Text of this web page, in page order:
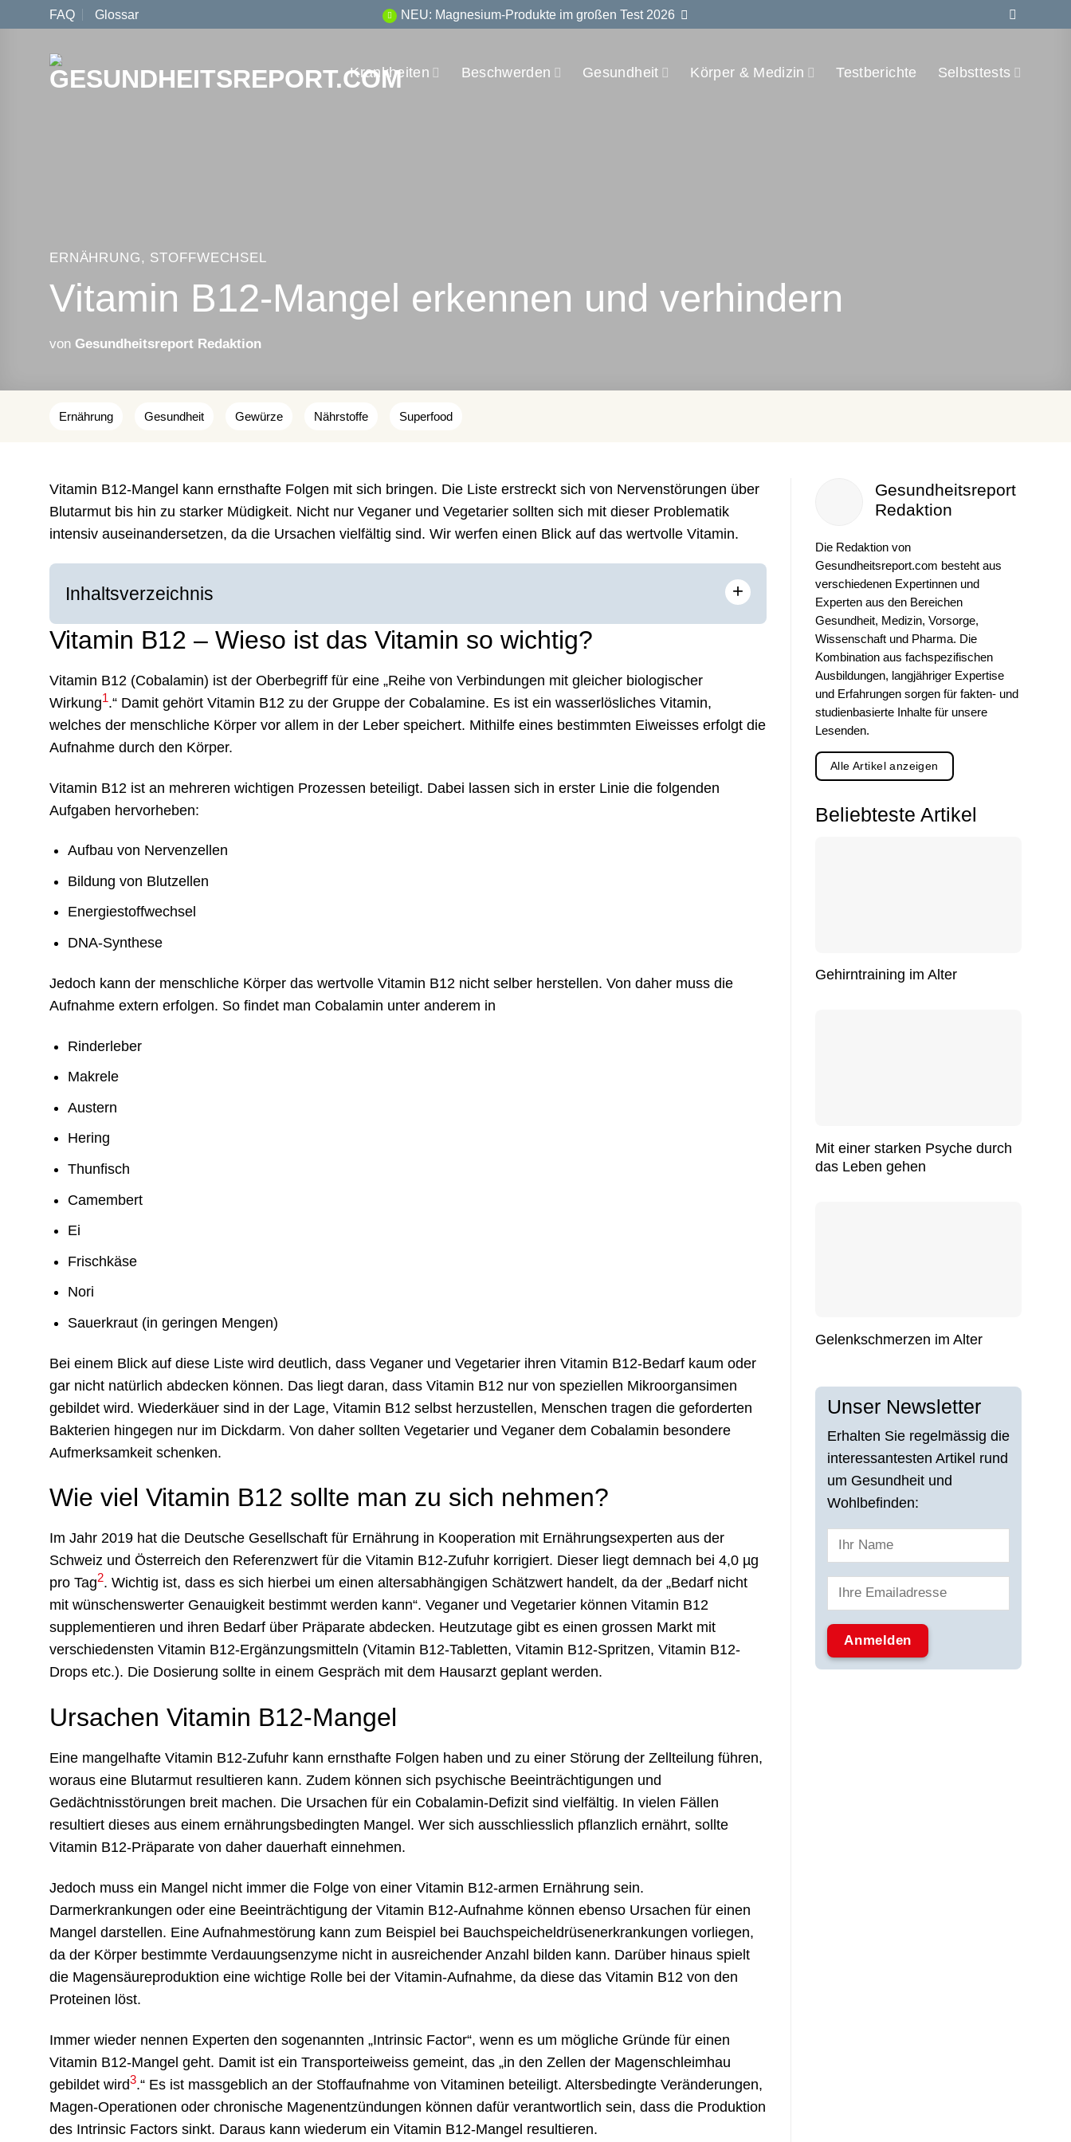
Inhalt
springen
FAQ Glossar NEU: Magnesium-Produkte im großen Test 2026
Krankheiten Beschwerden Gesundheit Körper & Medizin Testberichte Selbsttests
ERNÄHRUNG, STOFFWECHSEL
Vitamin B12-Mangel erkennen und verhindern
von Gesundheitsreport Redaktion
Ernährung Gesundheit Gewürze Nährstoffe Superfood
Vitamin B12-Mangel kann ernsthafte Folgen mit sich bringen. Die Liste erstreckt sich von Nervenstörungen über
Blutarmut bis hin zu starker Müdigkeit. Nicht nur Veganer und Vegetarier sollten sich mit dieser Problematik
intensiv auseinandersetzen, da die Ursachen vielfältig sind. Wir werfen einen Blick auf das wertvolle Vitamin.
Inhaltsverzeichnis +
Vitamin B12 – Wieso ist das Vitamin so wichtig?
Vitamin B12 (Cobalamin) ist der Oberbegriff für eine „Reihe von Verbindungen mit gleicher biologischer
Wirkung1.“ Damit gehört Vitamin B12 zu der Gruppe der Cobalamine. Es ist ein wasserlösliches Vitamin,
welches der menschliche Körper vor allem in der Leber speichert. Mithilfe eines bestimmten Eiweisses erfolgt die
Aufnahme durch den Körper.
Vitamin B12 ist an mehreren wichtigen Prozessen beteiligt. Dabei lassen sich in erster Linie die folgenden
Aufgaben hervorheben:
Aufbau von Nervenzellen
Bildung von Blutzellen
Energiestoffwechsel
DNA-Synthese
Jedoch kann der menschliche Körper das wertvolle Vitamin B12 nicht selber herstellen. Von daher muss die
Aufnahme extern erfolgen. So findet man Cobalamin unter anderem in
Rinderleber
Makrele
Austern
Hering
Thunfisch
Camembert
Ei
Frischkäse
Nori
Sauerkraut (in geringen Mengen)
Bei einem Blick auf diese Liste wird deutlich, dass Veganer und Vegetarier ihren Vitamin B12-Bedarf kaum oder
gar nicht natürlich abdecken können. Das liegt daran, dass Vitamin B12 nur von speziellen Mikroorgansimen
gebildet wird. Wiederkäuer sind in der Lage, Vitamin B12 selbst herzustellen, Menschen tragen die geforderten
Bakterien hingegen nur im Dickdarm. Von daher sollten Vegetarier und Veganer dem Cobalamin besondere
Aufmerksamkeit schenken.
Wie viel Vitamin B12 sollte man zu sich nehmen?
Im Jahr 2019 hat die Deutsche Gesellschaft für Ernährung in Kooperation mit Ernährungsexperten aus der
Schweiz und Österreich den Referenzwert für die Vitamin B12-Zufuhr korrigiert. Dieser liegt demnach bei 4,0 µg
pro Tag2. Wichtig ist, dass es sich hierbei um einen altersabhängigen Schätzwert handelt, da der „Bedarf nicht
mit wünschenswerter Genauigkeit bestimmt werden kann“. Veganer und Vegetarier können Vitamin B12
supplementieren und ihren Bedarf über Präparate abdecken. Heutzutage gibt es einen grossen Markt mit
verschiedensten Vitamin B12-Ergänzungsmitteln (Vitamin B12-Tabletten, Vitamin B12-Spritzen, Vitamin B12-
Drops etc.). Die Dosierung sollte in einem Gespräch mit dem Hausarzt geplant werden.
Ursachen Vitamin B12-Mangel
Eine mangelhafte Vitamin B12-Zufuhr kann ernsthafte Folgen haben und zu einer Störung der Zellteilung führen,
woraus eine Blutarmut resultieren kann. Zudem können sich psychische Beeinträchtigungen und
Gedächtnisstörungen breit machen. Die Ursachen für ein Cobalamin-Defizit sind vielfältig. In vielen Fällen
resultiert dieses aus einem ernährungsbedingten Mangel. Wer sich ausschliesslich pflanzlich ernährt, sollte
Vitamin B12-Präparate von daher dauerhaft einnehmen.
Jedoch muss ein Mangel nicht immer die Folge von einer Vitamin B12-armen Ernährung sein.
Darmerkrankungen oder eine Beeinträchtigung der Vitamin B12-Aufnahme können ebenso Ursachen für einen
Mangel darstellen. Eine Aufnahmestörung kann zum Beispiel bei Bauchspeicheldrüsenerkrankungen vorliegen,
da der Körper bestimmte Verdauungsenzyme nicht in ausreichender Anzahl bilden kann. Darüber hinaus spielt
die Magensäureproduktion eine wichtige Rolle bei der Vitamin-Aufnahme, da diese das Vitamin B12 von den
Proteinen löst.
Immer wieder nennen Experten den sogenannten „Intrinsic Factor“, wenn es um mögliche Gründe für einen
Vitamin B12-Mangel geht. Damit ist ein Transporteiweiss gemeint, das „in den Zellen der Magenschleimhau
gebildet wird3.“ Es ist massgeblich an der Stoffaufnahme von Vitaminen beteiligt. Altersbedingte Veränderungen,
Magen-Operationen oder chronische Magenentzündungen können dafür verantwortlich sein, dass die Produktion
des Intrinsic Factors sinkt. Daraus kann wiederum ein Vitamin B12-Mangel resultieren.
Gesundheitsreport
Redaktion
Die Redaktion von
Gesundheitsreport.com besteht aus
verschiedenen Expertinnen und
Experten aus den Bereichen
Gesundheit, Medizin, Vorsorge,
Wissenschaft und Pharma. Die
Kombination aus fachspezifischen
Ausbildungen, langjähriger Expertise
und Erfahrungen sorgen für fakten- und
studienbasierte Inhalte für unsere
Lesenden.
Alle Artikel anzeigen
Beliebteste Artikel
Gehirntraining im Alter
Mit einer starken Psyche durch
das Leben gehen
Gelenkschmerzen im Alter
Unser Newsletter
Erhalten Sie regelmässig die
interessantesten Artikel rund
um Gesundheit und
Wohlbefinden: